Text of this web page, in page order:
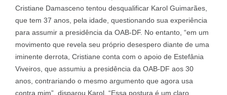
Cristiane Damasceno tentou desqualificar Karol Guimarães,
que tem 37 anos, pela idade, questionando sua experiência
para assumir a presidência da OAB-DF. No entanto, “em um
movimento que revela seu próprio desespero diante de uma
iminente derrota, Cristiane conta com o apoio de Estefânia
Viveiros, que assumiu a presidência da OAB-DF aos 30
anos, contrariando o mesmo argumento que agora usa
contra mim”, disparou Karol. “Essa postura é um claro